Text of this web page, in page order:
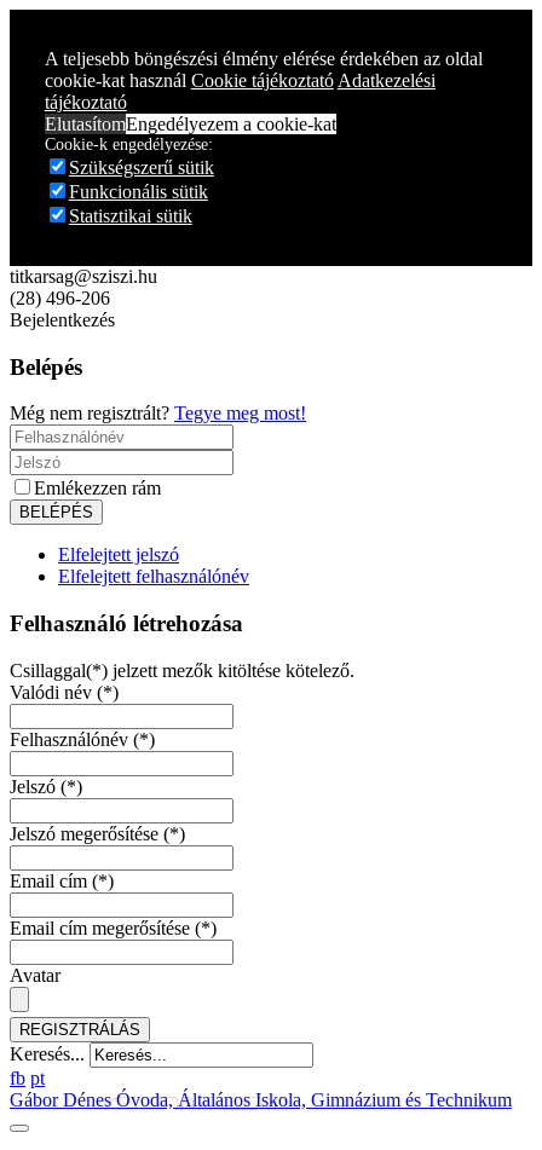
A teljesebb böngészési élmény elérése érdekében az oldal
cookie-kat használ Cookie tájékoztató Adatkezelési
tájékoztató
ElutasítomEngedélyezem a cookie-kat
Cookie-k engedélyezése:
Szükségszerű sütik
Funkcionális sütik
Statisztikai sütik
titkarsag@sziszi.hu
(28) 496-206
Bejelentkezés
Belépés
Még nem regisztrált? Tegye meg most!
Emlékezzen rám
Elfelejtett jelszó
Elfelejtett felhasználónév
Felhasználó létrehozása
Csillaggal(*) jelzett mezők kitöltése kötelező.
Valódi név (*)
Felhasználónév (*)
Jelszó (*)
Jelszó megerősítése (*)
Email cím (*)
Email cím megerősítése (*)
Avatar
REGISZTRÁLÁS
Keresés...
fb pt
Gábor Dénes Óvoda, Általános Iskola, Gimnázium és Technikum